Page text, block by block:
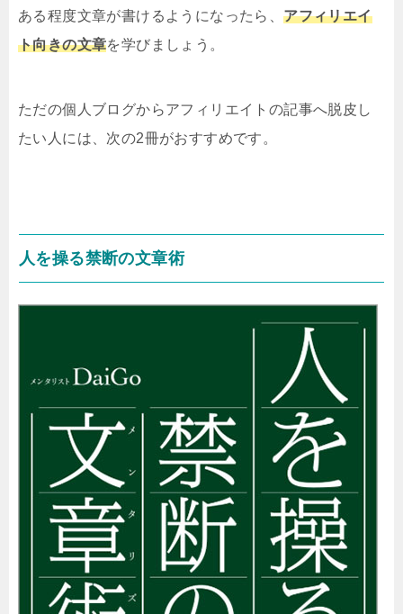
ある程度文章が書けるようになったら、アフィリエイ
ト向きの文章を学びましょう。
ただの個人ブログからアフィリエイトの記事へ脱皮し
たい人には、次の2冊がおすすめです。
人を操る禁断の文章術